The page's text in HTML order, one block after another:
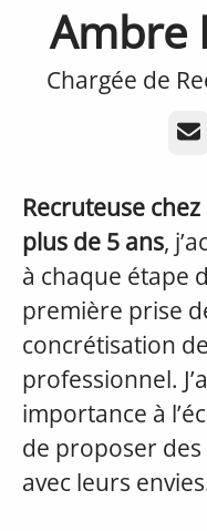
Ambre
Chargée de
E-
Recruteuse
plus de 5 ans,
à chaque étape
première prise
concrétisation
professionnel.
importance à
de proposer
avec leurs